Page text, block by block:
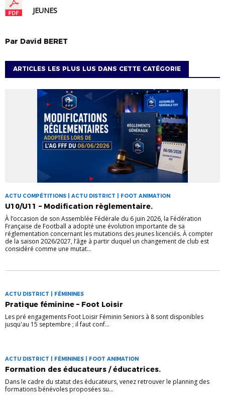
JEUNES
Par David BERET
ARTICLES LES PLUS LUS DANS CETTE CATÉGORIE
ACTU COMPÉTITIONS | ACTU DISTRICT | FOOT ANIMATION
U10/U11 – Modification règlementaire.
À l’occasion de son Assemblée Fédérale du 6 juin 2026, la Fédération
Française de Football a adopté une évolution importante de sa
réglementation concernant les mutations des jeunes licenciés. À compter
de la saison 2026/2027, l’âge à partir duquel un changement de club est
considéré comme une mutat...
ACTU DISTRICT | FÉMININES
Pratique féminine – Foot Loisir
Les pré engagements Foot Loisir Féminin Seniors à 8 sont disponibles
jusqu'au 15 septembre ; il faut conf...
ACTU DISTRICT | FÉMININES | FOOT ANIMATION
Formation des éducateurs / éducatrices.
Dans le cadre du statut des éducateurs, venez retrouver le planning des
formations bénévoles proposées su...